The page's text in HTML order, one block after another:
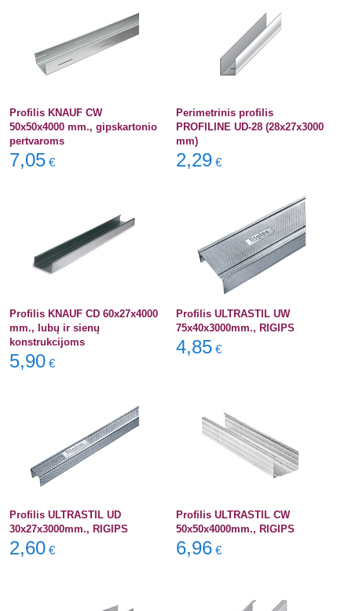
Profilis KNAUF CW
50x50x4000 mm., gipskartonio
pertvaroms
7,05 €
Perimetrinis profilis
PROFILINE UD-28 (28x27x3000
mm)
2,29 €
Profilis KNAUF CD 60x27x4000
mm., lubų ir sienų
konstrukcijoms
5,90 €
Profilis ULTRASTIL UW
75x40x3000mm., RIGIPS
4,85 €
Profilis ULTRASTIL UD
30x27x3000mm., RIGIPS
2,60 €
Profilis ULTRASTIL CW
50x50x4000mm., RIGIPS
6,96 €